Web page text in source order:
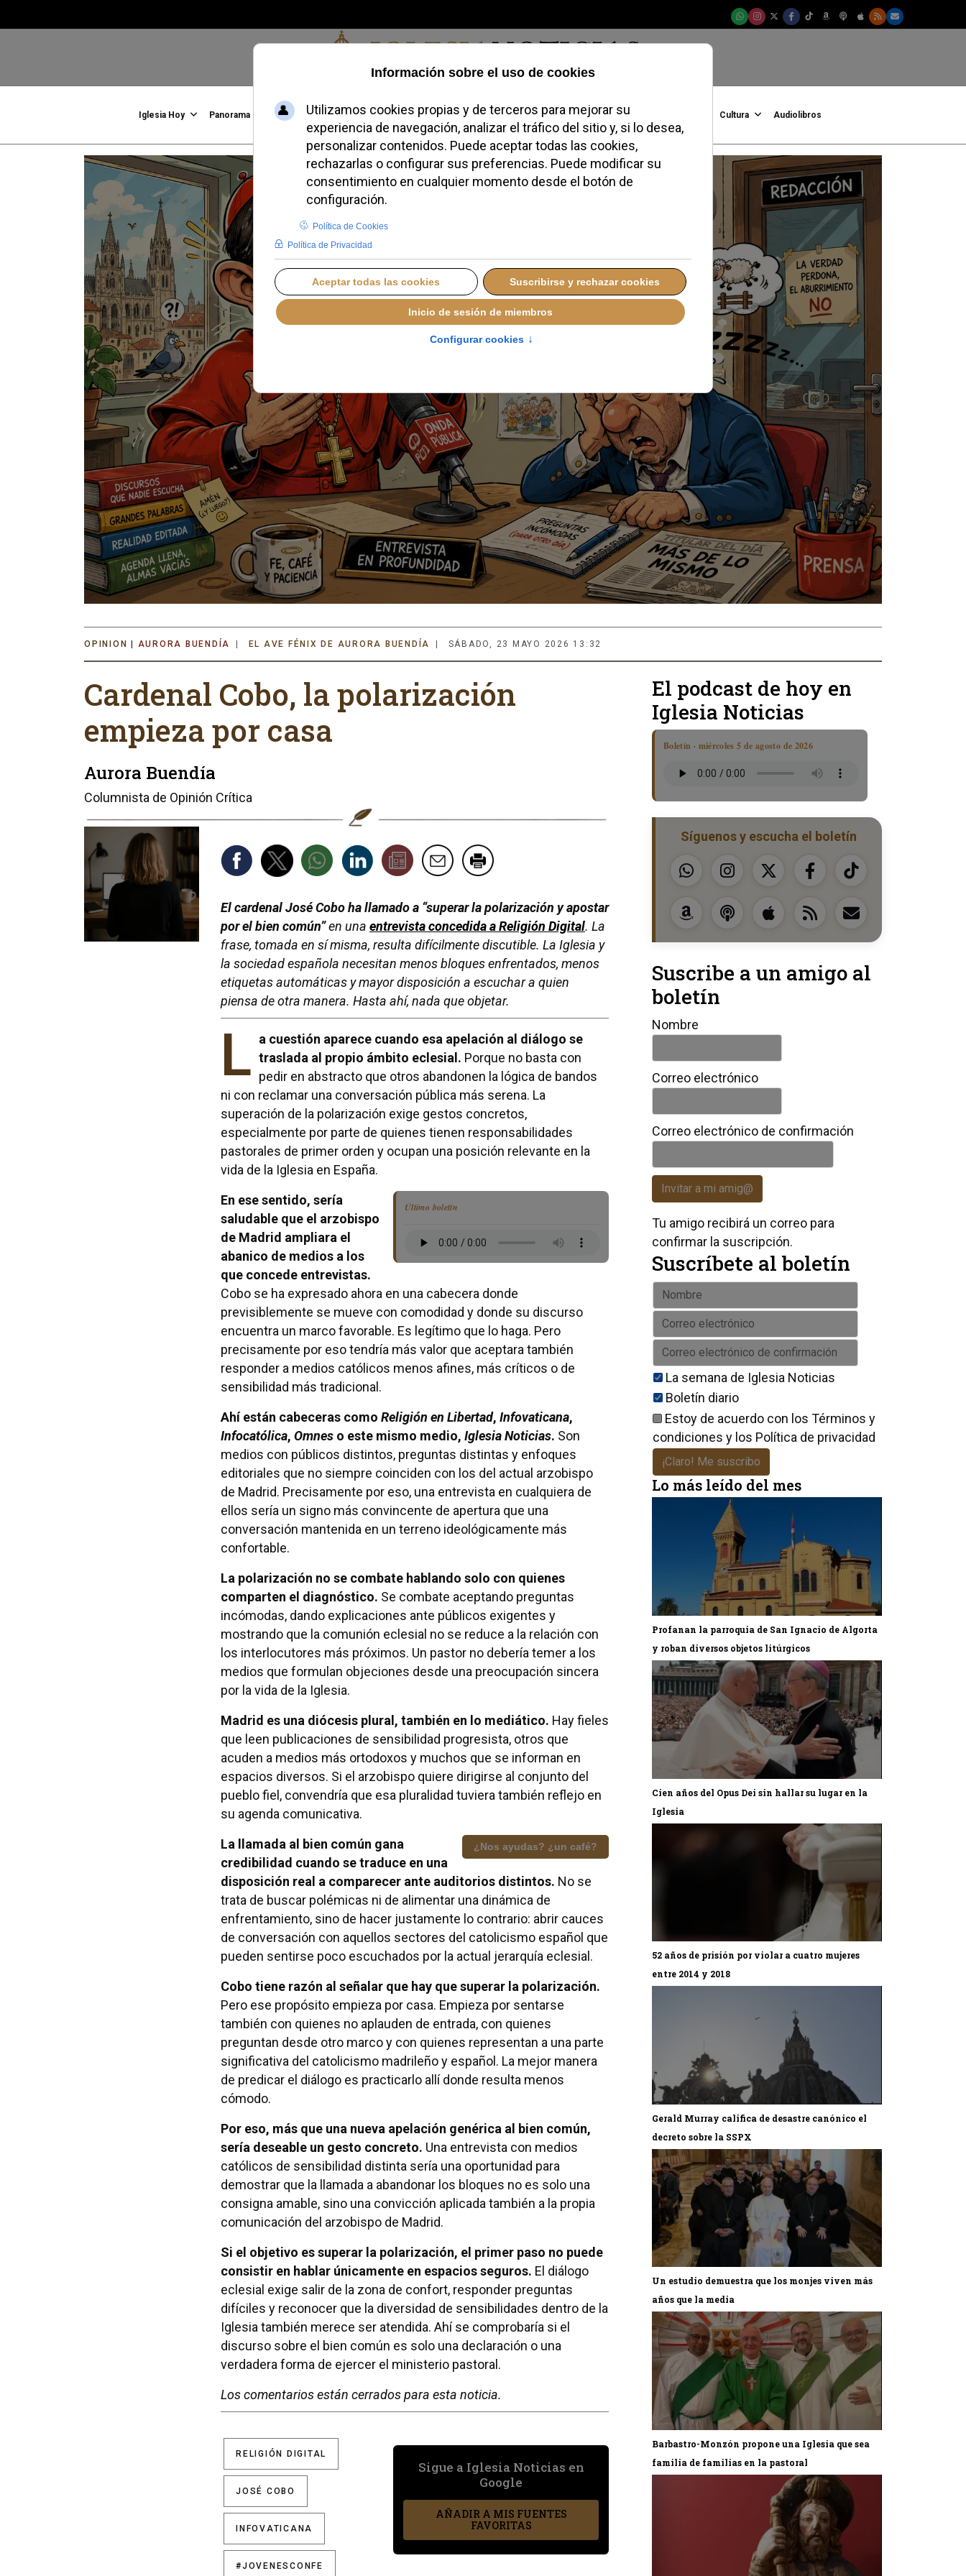
Jueves, 06 de agosto de 2026
Iglesia Hoy Panorama Familia, Vida, Identidad Credofobiómetro Blogs Temas Buscar #JovenesConFe Cultura Audiolibros
AURORA BUENDÍA EL AVE FÉNIX DE AURORA BUENDÍA SÁBADO, 23 MAYO 2026 13:32
Cardenal Cobo, la polarización
empieza por casa
Aurora Buendía
Columnista de Opinión Crítica
El cardenal José Cobo ha llamado a “superar la polarización y apostar
por el bien común”en una entrevista concedida aReligión Digital. La
frase, tomada en sí misma, resulta difícilmente discutible. La Iglesia y
la sociedad española necesitan menos bloques enfrentados, menos
etiquetas automáticas y mayor disposición a escuchar a quien
piensa de otra manera. Hasta ahí, nada que objetar.
L a cuestión aparece cuando esa apelación al diálogo se
traslada al propio ámbito eclesial. Porque no basta con
pedir en abstracto que otros abandonen la lógica de bandos
ni con reclamar una conversación pública más serena. La
superación de la polarización exige gestos concretos,
especialmente por parte de quienes tienen responsabilidades
pastorales de primer orden y ocupan una posición relevante en la
vida de la Iglesia en España.
Último boletín
En ese sentido, sería
saludable que el arzobispo
de Madrid ampliara el
abanico de medios a los
que concede entrevistas.
Cobo se ha expresado ahora en una cabecera donde
previsiblemente se mueve con comodidad y donde su discurso
encuentra un marco favorable. Es legítimo que lo haga. Pero
precisamente por eso tendría más valor que aceptara también
responder a medios católicos menos afines, más críticos o de
sensibilidad más tradicional.
Ahí están cabeceras como Religión en Libertad, Infovaticana,
Infocatólica, Omnes o este mismo medio, Iglesia Noticias. Son
medios con públicos distintos, preguntas distintas y enfoques
editoriales que no siempre coinciden con los del actual arzobispo
de Madrid. Precisamente por eso, una entrevista en cualquiera de
ellos sería un signo más convincente de apertura que una
conversación mantenida en un terreno ideológicamente más
confortable.
La polarización no se combate hablando solo con quienes
comparten el diagnóstico. Se combate aceptando preguntas
incómodas, dando explicaciones ante públicos exigentes y
mostrando que la comunión eclesial no se reduce a la relación con
los interlocutores más próximos. Un pastor no debería temer a los
medios que formulan objeciones desde una preocupación sincera
por la vida de la Iglesia.
Madrid es una diócesis plural, también en lo mediático. Hay fieles
que leen publicaciones de sensibilidad progresista, otros que
acuden a medios más ortodoxos y muchos que se informan en
espacios diversos. Si el arzobispo quiere dirigirse al conjunto del
pueblo fiel, convendría que esa pluralidad tuviera también reflejo en
su agenda comunicativa.
¿Nos ayudas? ¿un café?
La llamada al bien común gana
credibilidad cuando se traduce en una
disposición real a comparecer ante auditorios distintos. No se
trata de buscar polémicas ni de alimentar una dinámica de
enfrentamiento, sino de hacer justamente lo contrario: abrir cauces
de conversación con aquellos sectores del catolicismo español que
pueden sentirse poco escuchados por la actual jerarquía eclesial.
Cobo tiene razón al señalar que hay que superar la polarización.
Pero ese propósito empieza por casa. Empieza por sentarse
también con quienes no aplauden de entrada, con quienes
preguntan desde otro marco y con quienes representan a una parte
significativa del catolicismo madrileño y español. La mejor manera
de predicar el diálogo es practicarlo allí donde resulta menos
cómodo.
Por eso, más que una nueva apelación genérica al bien común,
sería deseable un gesto concreto. Una entrevista con medios
católicos de sensibilidad distinta sería una oportunidad para
demostrar que la llamada a abandonar los bloques no es solo una
consigna amable, sino una convicción aplicada también a la propia
comunicación del arzobispo de Madrid.
Si el objetivo es superar la polarización, el primer paso no puede
consistir en hablar únicamente en espacios seguros. El diálogo
eclesial exige salir de la zona de confort, responder preguntas
difíciles y reconocer que la diversidad de sensibilidades dentro de la
Iglesia también merece ser atendida. Ahí se comprobaría si el
discurso sobre el bien común es solo una declaración o una
verdadera forma de ejercer el ministerio pastoral.
Los comentarios están cerrados para esta noticia.
Sigue a Iglesia Noticias en
Google
AÑADIR A MIS FUENTES
FAVORITAS
RELIGIÓN DIGITAL
JOSÉ COBO
INFOVATICANA
#JOVENESCONFE
El podcast de hoy en
Iglesia Noticias
Boletín · miércoles 5 de agosto de 2026
Síguenos y escucha el boletín
Suscribe a un amigo al
boletín
Nombre
Correo electrónico
Correo electrónico de confirmación
Invitar a mi amig@
Tu amigo recibirá un correo para
confirmar la suscripción.
Suscríbete al boletín
La semana de Iglesia Noticias
Boletín diario
Estoy de acuerdo con los Términos y
condiciones y los Política de privacidad
¡Claro! Me suscribo
Lo más leído del mes
Profanan la parroquia de San Ignacio de Algorta
y roban diversos objetos litúrgicos
Cien años del Opus Dei sin hallar su lugar en la
Iglesia
52 años de prisión por violar a cuatro mujeres
entre 2014 y 2018
Gerald Murray califica de desastre canónico el
decreto sobre la SSPX
Un estudio demuestra que los monjes viven más
años que la media
Barbastro-Monzón propone una Iglesia que sea
familia de familias en la pastoral